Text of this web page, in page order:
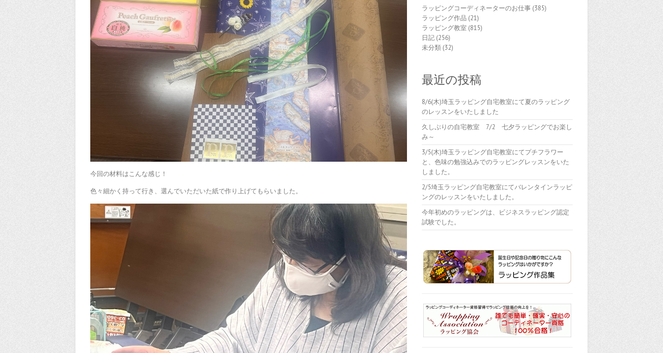
今回の材料はこんな感じ！
色々細かく持って行き、選んでいただいた紙で作り上げてもらいました。
ラッピングコーディネーターのお仕事(385)
ラッピング作品 (21)
ラッピング教室 (815)
日記(256)
未分類(32)
最近の投稿
8/6(木)埼玉ラッピング自宅教室にて夏のラッピング
のレッスンをいたしました
久しぶりの自宅教室 7/2 七夕ラッピングでお楽し
み～
3/5(木)埼玉ラッピング自宅教室にてプチフラワー
と、色味の勉強込みでのラッピングレッスンをいた
しました。
2/5埼玉ラッピング自宅教室にてバレンタインラッピ
ングのレッスンをいたしました。
今年初めのラッピングは、ビジネスラッピング認定
試験でした。